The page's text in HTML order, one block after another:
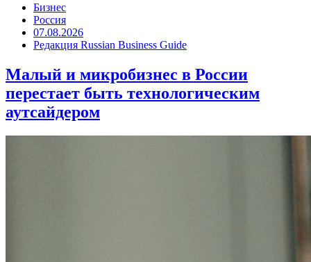
Бизнес
Россия
07.08.2026
Редакция Russian Business Guide
Малый и микробизнес в России
перестает быть технологическим
аутсайдером